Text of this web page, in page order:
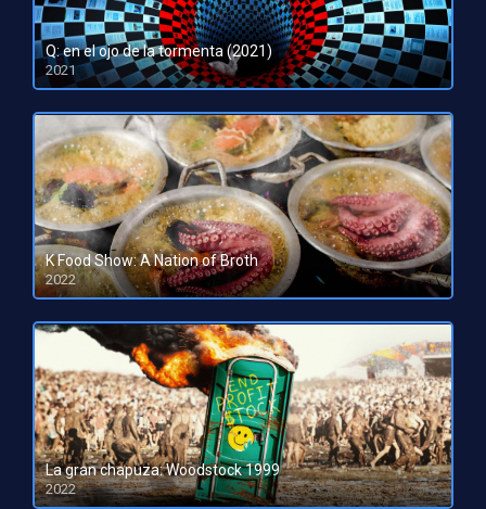
Q: en el ojo de la tormenta (2021)
2021
K Food Show: A Nation of Broth
2022
HD 1080pHD 720p
La gran chapuza: Woodstock 1999
2022
HD 1080pHD 720p